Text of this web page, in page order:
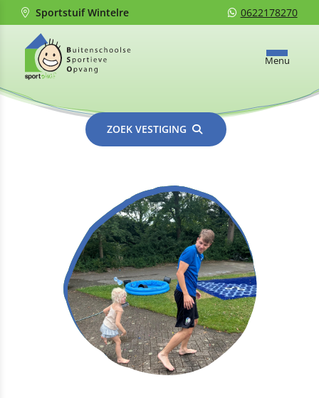
Sportstuif Wintelre 0622178270
Menu
ZOEK VESTIGING